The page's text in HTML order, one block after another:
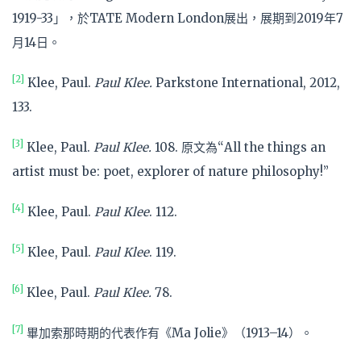
1919-33」，於TATE Modern London展出，展期到2019年7
月14日。
[2] Klee, Paul. Paul Klee. Parkstone International, 2012,
133.
[3] Klee, Paul. Paul Klee. 108. 原文為“All the things an
artist must be: poet, explorer of nature philosophy!”
[4] Klee, Paul. Paul Klee. 112.
[5] Klee, Paul. Paul Klee. 119.
[6] Klee, Paul. Paul Klee. 78.
[7] 畢加索那時期的代表作有《Ma Jolie》（1913–14）。